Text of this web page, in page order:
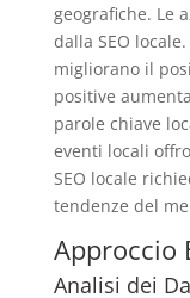
geografiche. Le
dalla SEO
migliorano il
positive
parole chiave
eventi locali
SEO locale
tendenze del
Approccio
Analisi dei